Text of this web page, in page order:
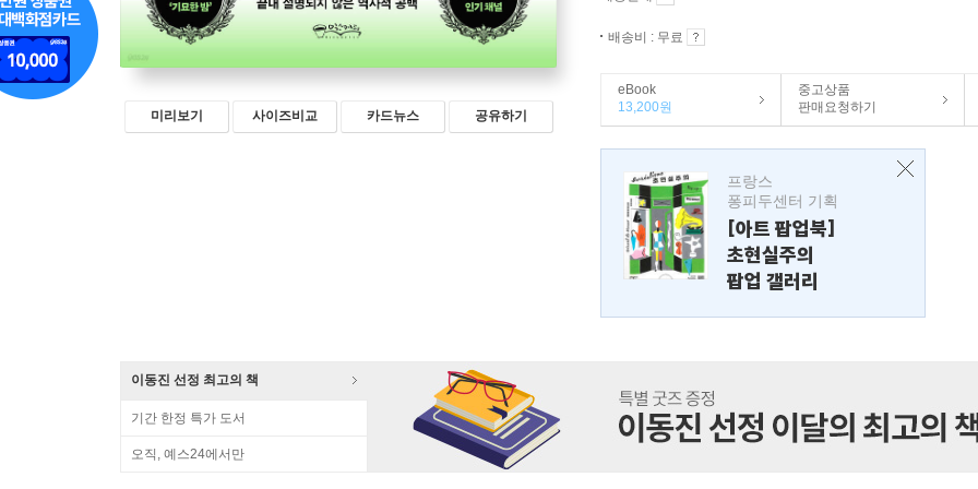
미리보기 사이즈비교 카드뉴스 공유하기
배송비 : 무료
eBook
13,200원
중고상품
판매요청하기
프랑스
퐁피두센터 기획
[아트 팝업북]
초현실주의
팝업 갤러리
이동진 선정 최고의 책
기간 한정 특가 도서
오직, 예스24에서만